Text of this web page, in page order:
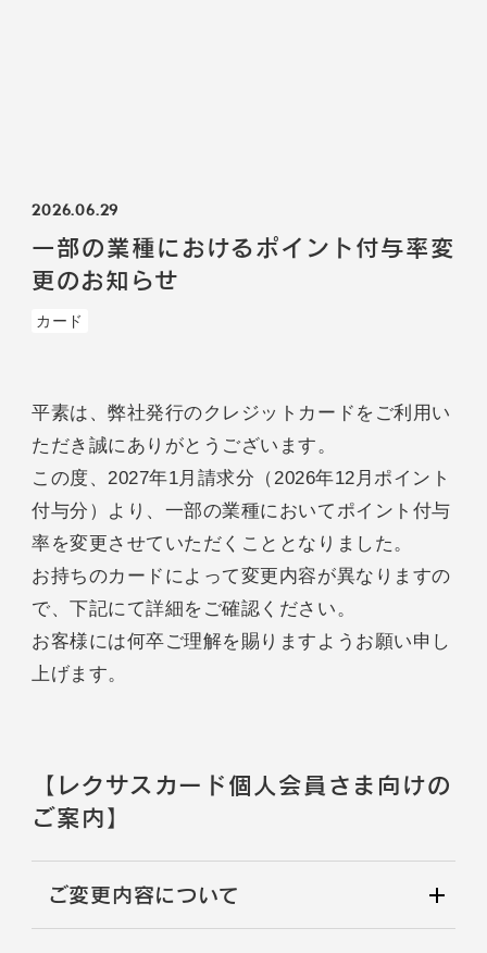
2026.06.29
一部の業種におけるポイント付与率変
更のお知らせ
カード
平素は、弊社発行のクレジットカードをご利用い
ただき誠にありがとうございます。
この度、2027年1月請求分（2026年12月ポイント
付与分）より、一部の業種においてポイント付与
率を変更させていただくこととなりました。
お持ちのカードによって変更内容が異なりますの
で、下記にて詳細をご確認ください。
お客様には何卒ご理解を賜りますようお願い申し
上げます。
【レクサスカード個人会員さま向けの
ご案内】
ご変更内容について